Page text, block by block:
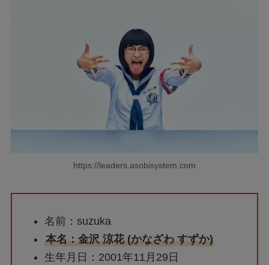
https://leaders.asobisystem.com
名前：suzuka
本名：金沢 涼花 (かなざわ すずか)
生年月日：2001年11月29日